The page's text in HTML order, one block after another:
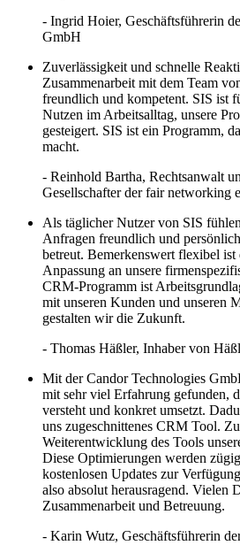
- Ingrid Hoier, Geschäftsführerin
GmbH
Zuverlässigkeit und schnelle
Zusammenarbeit mit dem Team
freundlich und kompetent. SIS ist
Nutzen im Arbeitsalltag, unsere
gesteigert. SIS ist ein Programm,
macht.
- Reinhold Bartha, Rechtsanwalt
Gesellschafter der fair networking
Als täglicher Nutzer von SIS
Anfragen freundlich und
betreut. Bemerkenswert flexibel ist
Anpassung an unsere
CRM-Programm ist
mit unseren Kunden und unseren
gestalten wir die Zukunft.
- Thomas Häßler, Inhaber von
Mit der Candor Technologies
mit sehr viel Erfahrung gefunden,
versteht und konkret umsetzt.
uns zugeschnittenes CRM Tool.
Weiterentwicklung des Tools
Diese Optimierungen werden
kostenlosen Updates zur
also absolut herausragend. Vielen
Zusammenarbeit und Betreuung.
- Karin Wutz, Geschäftsführerin